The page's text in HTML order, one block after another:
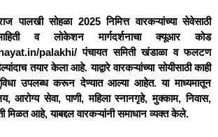
पालखी सोहळा 2025 निमित्त वारकऱ्यांच्या सेवेसाठी
व लोकेशन मार्गदर्शनाचा क्यूआर कोड
palakhi/ पंचायत समिती खंडाळा व फलटण
तयार केला आहे. याद्वारे वारकऱ्यांच्या सोयीसाठी काही
उपलब्ध करून देण्यात आल्या आहेत. या माध्यमातून
आरोग्य सेवा, पाणी, महिला स्नानगृहे, मुक्काम, निवास,
मिळत आहे, याबद्दल वारकऱ्यांनी समाधान व्यक्त केले.